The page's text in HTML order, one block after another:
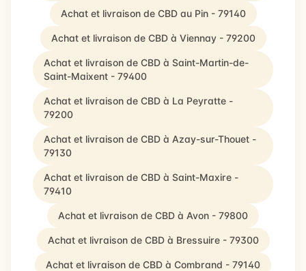
Achat et livraison de CBD au Pin - 79140
Achat et livraison de CBD à Viennay - 79200
Achat et livraison de CBD à Saint-Martin-de-
Saint-Maixent - 79400
Achat et livraison de CBD à La Peyratte -
79200
Achat et livraison de CBD à Azay-sur-Thouet -
79130
Achat et livraison de CBD à Saint-Maxire -
79410
Achat et livraison de CBD à Avon - 79800
Achat et livraison de CBD à Bressuire - 79300
Achat et livraison de CBD à Combrand - 79140